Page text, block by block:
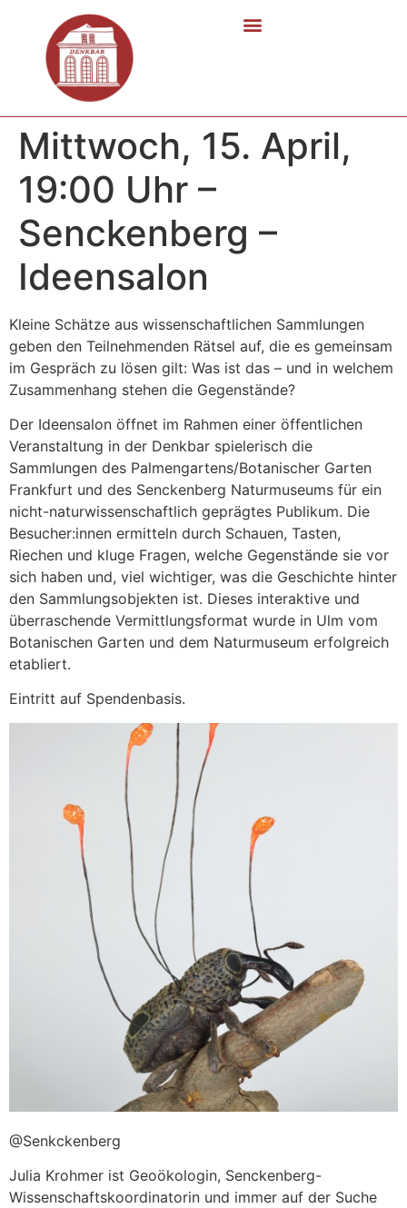
Mittwoch, 15. April,
19:00 Uhr –
Senckenberg –
Ideensalon
Kleine Schätze aus wissenschaftlichen Sammlungen
geben den Teilnehmenden Rätsel auf, die es gemeinsam
im Gespräch zu lösen gilt: Was ist das – und in welchem
Zusammenhang stehen die Gegenstände?
Der Ideensalon öffnet im Rahmen einer öffentlichen
Veranstaltung in der Denkbar spielerisch die
Sammlungen des Palmengartens/Botanischer Garten
Frankfurt und des Senckenberg Naturmuseums für ein
nicht-naturwissenschaftlich geprägtes Publikum. Die
Besucher:innen ermitteln durch Schauen, Tasten,
Riechen und kluge Fragen, welche Gegenstände sie vor
sich haben und, viel wichtiger, was die Geschichte hinter
den Sammlungsobjekten ist. Dieses interaktive und
überraschende Vermittlungsformat wurde in Ulm vom
Botanischen Garten und dem Naturmuseum erfolgreich
etabliert.
Eintritt auf Spendenbasis.
@Senkckenberg
Julia Krohmer ist Geoökologin, Senckenberg-
Wissenschaftskoordinatorin und immer auf der Suche